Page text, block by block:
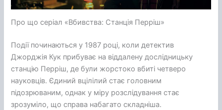
Про що серіал «Вбивства: Станція Перріш»
Події починаються у 1987 році, коли детектив
Джорджія Кук прибуває на віддалену дослідницьку
станцію Перріш, де були жорстоко вбиті четверо
науковців. Єдиний вцілілий стає головним
підозрюваним, однак у міру розслідування стає
зрозуміло, що справа набагато складніша.